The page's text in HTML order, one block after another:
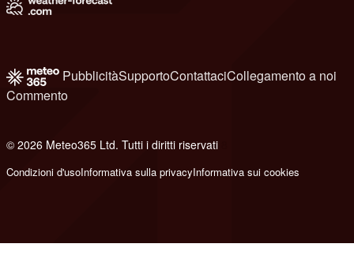
PubblicitàSupportoContattaciCollegamento a noi
Commento
© 2026 Meteo365 Ltd. Tutti i diritti riservati
Condizioni d'usoInformativa sulla privacyInformativa sui cookies